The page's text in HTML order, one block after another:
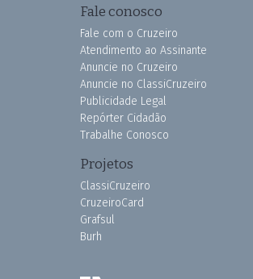
Fale conosco
Fale com o Cruzeiro
Atendimento ao Assinante
Anuncie no Cruzeiro
Anuncie no ClassiCruzeiro
Publicidade Legal
Repórter Cidadão
Trabalhe Conosco
Projetos
ClassiCruzeiro
CruzeiroCard
Grafsul
Burh